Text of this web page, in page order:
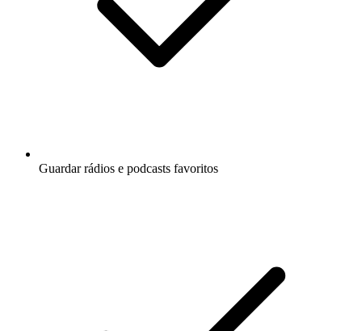
Guardar rádios e podcasts favoritos